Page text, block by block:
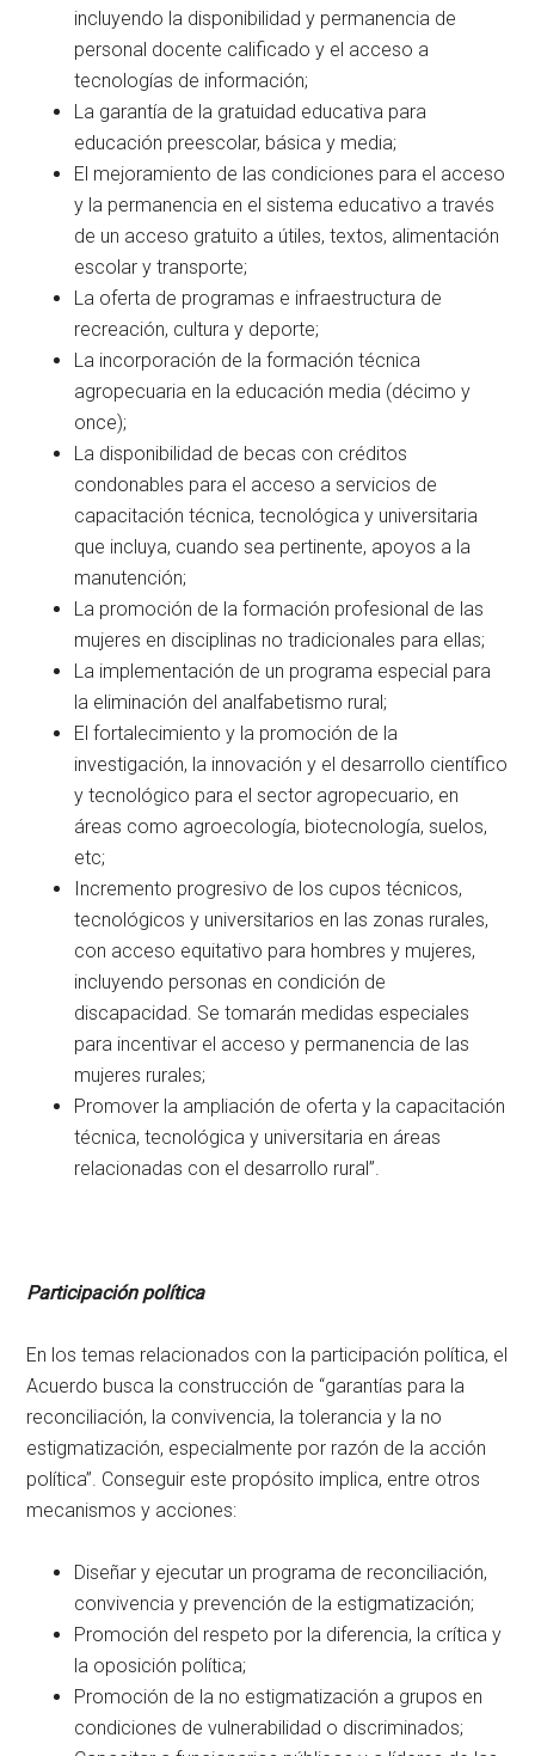
incluyendo la disponibilidad y permanencia de
personal docente calificado y el acceso a
tecnologías de información;
La garantía de la gratuidad educativa para
educación preescolar, básica y media;
El mejoramiento de las condiciones para el acceso
y la permanencia en el sistema educativo a través
de un acceso gratuito a útiles, textos, alimentación
escolar y transporte;
La oferta de programas e infraestructura de
recreación, cultura y deporte;
La incorporación de la formación técnica
agropecuaria en la educación media (décimo y
once);
La disponibilidad de becas con créditos
condonables para el acceso a servicios de
capacitación técnica, tecnológica y universitaria
que incluya, cuando sea pertinente, apoyos a la
manutención;
La promoción de la formación profesional de las
mujeres en disciplinas no tradicionales para ellas;
La implementación de un programa especial para
la eliminación del analfabetismo rural;
El fortalecimiento y la promoción de la
investigación, la innovación y el desarrollo científico
y tecnológico para el sector agropecuario, en
áreas como agroecología, biotecnología, suelos,
etc;
Incremento progresivo de los cupos técnicos,
tecnológicos y universitarios en las zonas rurales,
con acceso equitativo para hombres y mujeres,
incluyendo personas en condición de
discapacidad. Se tomarán medidas especiales
para incentivar el acceso y permanencia de las
mujeres rurales;
Promover la ampliación de oferta y la capacitación
técnica, tecnológica y universitaria en áreas
relacionadas con el desarrollo rural”.
Participación política
En los temas relacionados con la participación política, el
Acuerdo busca la construcción de “garantías para la
reconciliación, la convivencia, la tolerancia y la no
estigmatización, especialmente por razón de la acción
política”. Conseguir este propósito implica, entre otros
mecanismos y acciones:
Diseñar y ejecutar un programa de reconciliación,
convivencia y prevención de la estigmatización;
Promoción del respeto por la diferencia, la crítica y
la oposición política;
Promoción de la no estigmatización a grupos en
condiciones de vulnerabilidad o discriminados;